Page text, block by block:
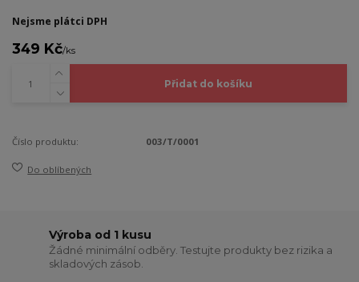
Nejsme plátci DPH
349 Kč/ks
Přidat do košíku
Číslo produktu: 003/T/0001
Do oblíbených
Výroba od 1 kusu
Žádné minimální odběry. Testujte produkty bez rizika a
skladových zásob.